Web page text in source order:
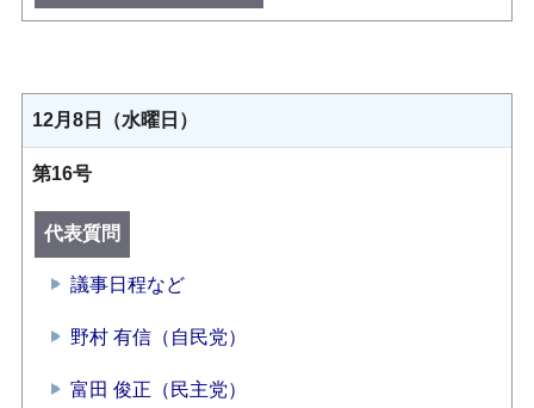
12月8日（水曜日）
第16号
代表質問
議事日程など
野村 有信（自民党）
富田 俊正（民主党）